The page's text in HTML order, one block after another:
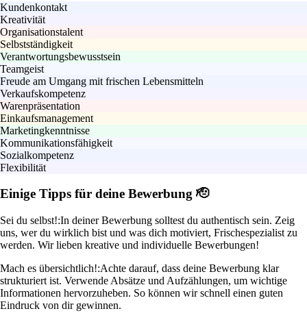
Kundenkontakt
Kreativität
Organisationstalent
Selbstständigkeit
Verantwortungsbewusstsein
Teamgeist
Freude am Umgang mit frischen Lebensmitteln
Verkaufskompetenz
Warenpräsentation
Einkaufsmanagement
Marketingkenntnisse
Kommunikationsfähigkeit
Sozialkompetenz
Flexibilität
Einige Tipps für deine Bewerbung 🫡
Sei du selbst!:In deiner Bewerbung solltest du authentisch sein. Zeig
uns, wer du wirklich bist und was dich motiviert, Frischespezialist zu
werden. Wir lieben kreative und individuelle Bewerbungen!
Mach es übersichtlich!:Achte darauf, dass deine Bewerbung klar
strukturiert ist. Verwende Absätze und Aufzählungen, um wichtige
Informationen hervorzuheben. So können wir schnell einen guten
Eindruck von dir gewinnen.